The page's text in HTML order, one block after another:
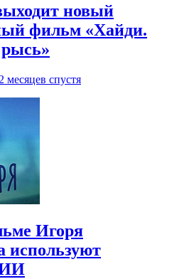
новый
фильм «Хайди.
месяцев спустя
Игоря
используют
ИИ